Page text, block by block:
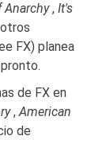
Anarchy, It's
FX) planea
de FX en
,American
de